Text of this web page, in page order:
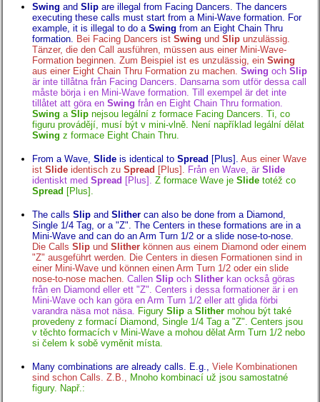
Swing and Slip are illegal from Facing Dancers. The dancers
executing these calls must start from a Mini-Wave formation. For
example, it is illegal to do a Swing from an Eight Chain Thru
formation.
Bei Facing Dancers ist Swing und Slip unzulässig.
Tänzer, die den Call ausführen, müssen aus einer Mini-Wave-
Formation beginnen. Zum Beispiel ist es unzulässig, ein Swing
aus einer Eight Chain Thru Formation zu machen. Swing och Slip
är inte tillåtna från Facing Dancers. Dansarna som utför dessa call
måste börja i en Mini-Wave formation. Till exempel är det inte
tillåtet att göra en Swing från en Eight Chain Thru formation.
Swing a Slip nejsou legální z formace Facing Dancers. Ti, co
figuru provádějí, musí být v mini-vlně. Není například legální dělat
Swing z formace Eight Chain Thru.
From a Wave, Slide is identical to Spread [Plus]. Aus einer Wave
ist Slide identisch zu Spread [Plus]. Från en Wave, är Slide
identiskt med Spread [Plus]. Z formace Wave je Slide totéž co
Spread [Plus].
The calls Slip and Slither can also be done from a Diamond,
Single 1/4 Tag, or a "Z". The Centers in these formations are in a
Mini-Wave and can do an Arm Turn 1/2 or a slide nose-to-nose.
Die Calls Slip und Slither können aus einem Diamond oder einem
"Z" ausgeführt werden. Die Centers in diesen Formationen sind in
einer Mini-Wave und können einen Arm Turn 1/2 oder ein slide
nose-to-nose machen. Callen Slip och Slither kan också göras
från en Diamond eller ett "Z". Centers i dessa formationer är i en
Mini-Wave och kan göra en Arm Turn 1/2 eller att glida förbi
varandra näsa mot näsa.
Figury Slip a Slither mohou být také
provedeny z formací Diamond, Single 1/4 Tag a "Z". Centers jsou
v těchto formacích v Mini-Wave a mohou dělat Arm Turn 1/2 nebo
si čelem k sobě vyměnit místa.
Many combinations are already calls. E.g.,
Viele Kombinationen
sind schon Calls. Z.B.,
Mnoho kombinací už jsou samostatné
figury. Např.: